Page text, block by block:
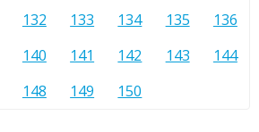
132 133 134 135
136
140 141 142 143
144
148 149 150